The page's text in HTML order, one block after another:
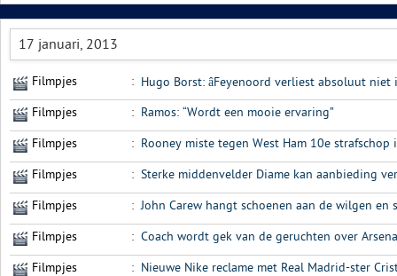
17 januari, 2013
Filmpjes : Hugo Borst: âFeyenoord verliest absoluut niet
Filmpjes
: Ramos: “Wordt een mooie ervaring”
Filmpjes : Rooney miste tegen West Ham 10e
Filmpjes : Sterke middenvelder Diame kan aanbieding
Filmpjes : John Carew hangt schoenen aan de wilgen
Filmpjes : Coach wordt gek van de geruchten over
Filmpjes : Nieuwe Nike reclame met Real Madrid-ster